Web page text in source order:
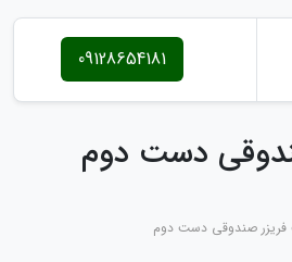
09128654181
دست دوم
فریزر صندوقی دست دوم